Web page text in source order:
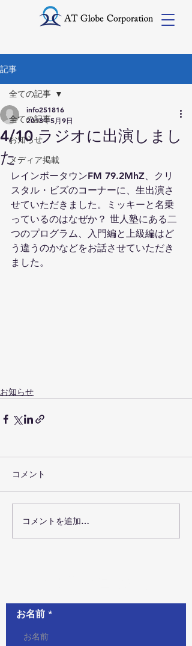
記事
全ての記事
お知らせ
メディア掲載
全ての記事
4/10 ラジオに出演しまし
た
info251816
2018年5月9日
レインボータウンFM 79.2MhZ、クリ
スタル・ビズのコーナーに、生出演さ
せていただきました。ミッキーと名乗
っているのはなぜか？ 世人塾にある二
つのプログラム、入門編と上級編はど
う違うのかなどをお話させていただき
ました。
お知らせ
コメント
コメントを追加…
お名前